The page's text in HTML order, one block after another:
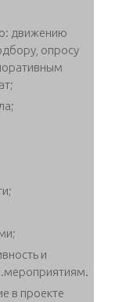
движению
опросу
и
в проекте